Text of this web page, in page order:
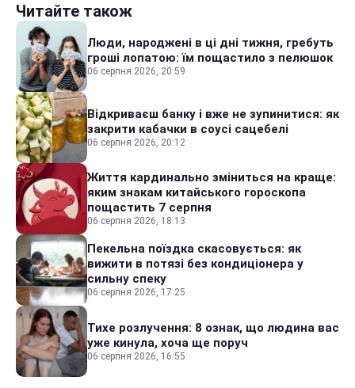
Читайте також
Люди, народжені в ці дні тижня, гребуть
гроші лопатою: їм пощастило з пелюшок
06 серпня 2026, 20:59
Відкриваєш банку і вже не зупинитися: як
закрити кабачки в соусі сацебелі
06 серпня 2026, 20:12
Життя кардинально зміниться на краще:
яким знакам китайського гороскопа
пощастить 7 серпня
06 серпня 2026, 18:13
Пекельна поїздка скасовується: як
вижити в потязі без кондиціонера у
сильну спеку
06 серпня 2026, 17:25
Тихе розлучення: 8 ознак, що людина вас
уже кинула, хоча ще поруч
06 серпня 2026, 16:55